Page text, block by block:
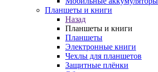
Планшеты и книги
Назад
Планшеты и книги
Планшеты
Электронные книги
Чехлы для планшетов
Защитные плёнки